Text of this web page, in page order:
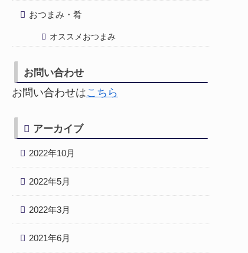
おつまみ・肴
オススメおつまみ
お問い合わせ
お問い合わせはこちら
アーカイブ
2022年10月
2022年5月
2022年3月
2021年6月